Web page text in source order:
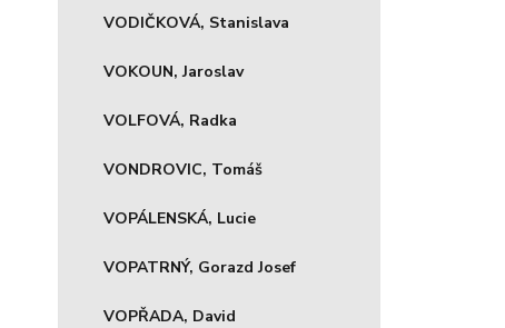
VODIČKOVÁ, Stanislava
VOKOUN, Jaroslav
VOLFOVÁ, Radka
VONDROVIC, Tomáš
VOPÁLENSKÁ, Lucie
VOPATRNÝ, Gorazd Josef
VOPŘADA, David